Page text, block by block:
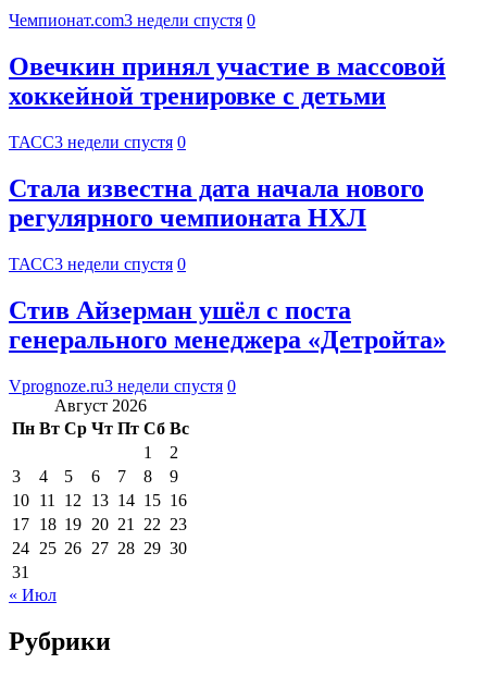
Чемпионат.com3 недели спустя 0
Овечкин принял участие в массовой
хоккейной тренировке с детьми
ТАСС3 недели спустя 0
Стала известна дата начала нового
регулярного чемпионата НХЛ
ТАСС3 недели спустя 0
Стив Айзерман ушёл с поста
генерального менеджера «Детройта»
Vprognoze.ru3 недели спустя 0
Август 2026
Пн Вт Ср Чт Пт Сб Вс
1
2
3
4 5 6 7 8
9
10 11 12 13 14 15 16
17 18 19 20 21 22 23
24 25 26 27 28 29 30
31
« Июл
Рубрики